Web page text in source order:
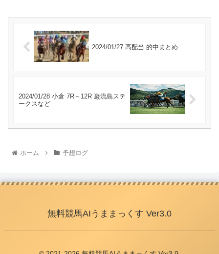
2024/01/27 高配当 的中まとめ
2024/01/28 小倉 7R～12R 巌流島ステ
ークスなど
ホーム 予想ログ
無料競馬AIうままっくす Ver3.0